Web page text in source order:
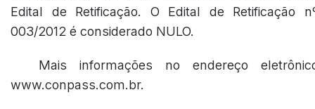
Edital de Retificação. O Edital de Retificação
003/2012 é considerado NULO.
Mais informações no endereço
www.conpass.com.br.